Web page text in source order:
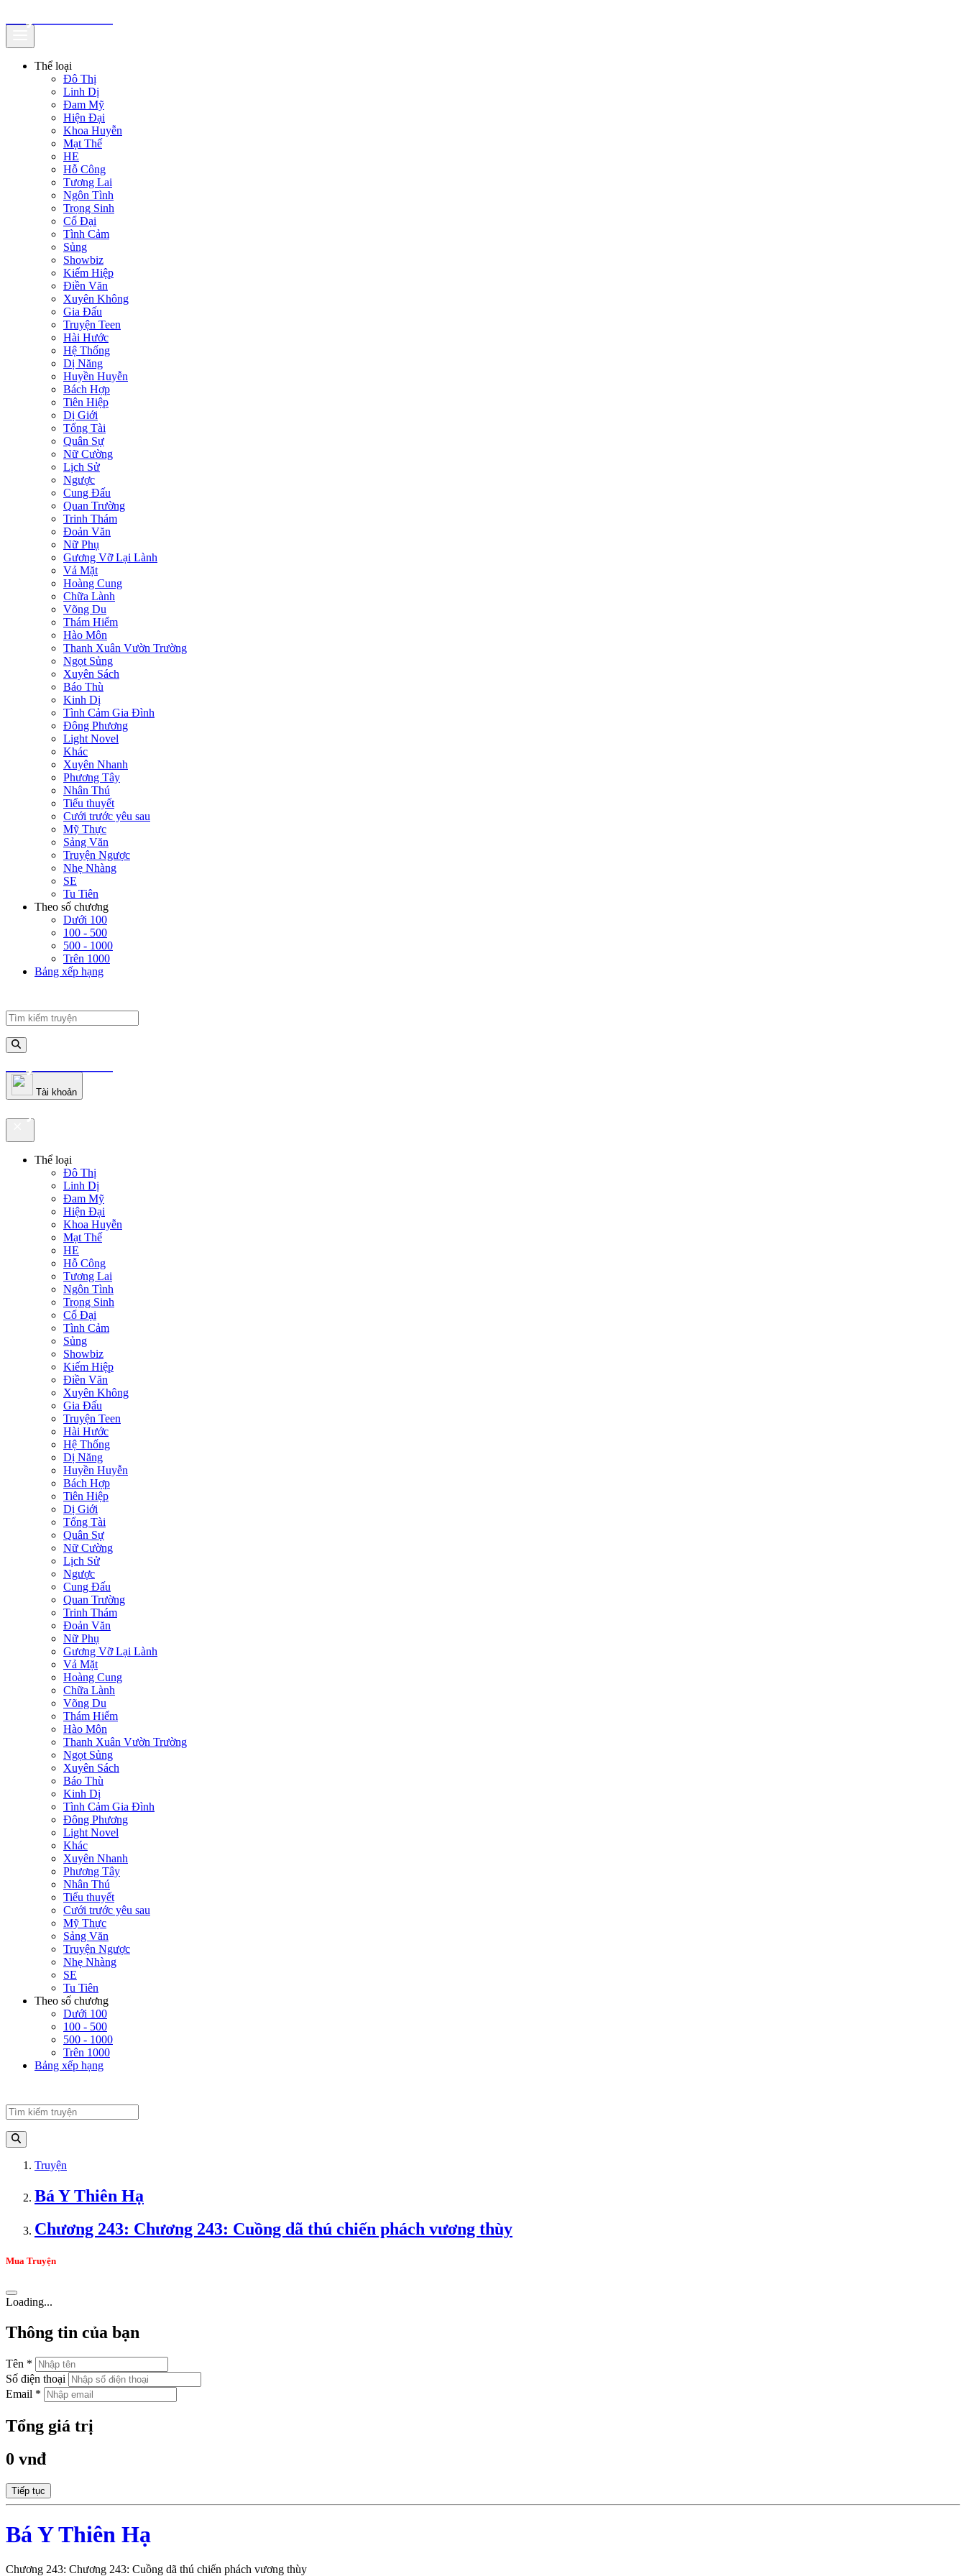
Thể loại
Đô Thị
Linh Dị
Đam Mỹ
Hiện Đại
Khoa Huyễn
Mạt Thế
HE
Hỗ Công
Tương Lai
Ngôn Tình
Trọng Sinh
Cổ Đại
Tình Cảm
Sủng
Showbiz
Kiếm Hiệp
Điền Văn
Xuyên Không
Gia Đấu
Truyện Teen
Hài Hước
Hệ Thống
Dị Năng
Huyền Huyễn
Bách Hợp
Tiên Hiệp
Dị Giới
Tổng Tài
Quân Sự
Nữ Cường
Lịch Sử
Ngược
Cung Đấu
Quan Trường
Trinh Thám
Đoản Văn
Nữ Phụ
Gương Vỡ Lại Lành
Vả Mặt
Hoàng Cung
Chữa Lành
Võng Du
Thám Hiểm
Hào Môn
Thanh Xuân Vườn Trường
Ngọt Sủng
Xuyên Sách
Báo Thù
Kinh Dị
Tình Cảm Gia Đình
Đông Phương
Light Novel
Khác
Xuyên Nhanh
Phương Tây
Nhân Thú
Tiểu thuyết
Cưới trước yêu sau
Mỹ Thực
Sảng Văn
Truyện Ngược
Nhẹ Nhàng
SE
Tu Tiên
Theo số chương
Dưới 100
100 - 500
500 - 1000
Trên 1000
Bảng xếp hạng
truyenfullz.com
Tài khoản
truyenfullz.com
Thể loại
Đô Thị
Linh Dị
Đam Mỹ
Hiện Đại
Khoa Huyễn
Mạt Thế
HE
Hỗ Công
Tương Lai
Ngôn Tình
Trọng Sinh
Cổ Đại
Tình Cảm
Sủng
Showbiz
Kiếm Hiệp
Điền Văn
Xuyên Không
Gia Đấu
Truyện Teen
Hài Hước
Hệ Thống
Dị Năng
Huyền Huyễn
Bách Hợp
Tiên Hiệp
Dị Giới
Tổng Tài
Quân Sự
Nữ Cường
Lịch Sử
Ngược
Cung Đấu
Quan Trường
Trinh Thám
Đoản Văn
Nữ Phụ
Gương Vỡ Lại Lành
Vả Mặt
Hoàng Cung
Chữa Lành
Võng Du
Thám Hiểm
Hào Môn
Thanh Xuân Vườn Trường
Ngọt Sủng
Xuyên Sách
Báo Thù
Kinh Dị
Tình Cảm Gia Đình
Đông Phương
Light Novel
Khác
Xuyên Nhanh
Phương Tây
Nhân Thú
Tiểu thuyết
Cưới trước yêu sau
Mỹ Thực
Sảng Văn
Truyện Ngược
Nhẹ Nhàng
SE
Tu Tiên
Theo số chương
Dưới 100
100 - 500
500 - 1000
Trên 1000
Bảng xếp hạng
Truyện
Bá Y Thiên Hạ
Chương 243: Chương 243: Cuồng dã thú chiến phách vương thùy
Mua Truyện
Loading...
Thông tin của bạn
Tên *
Số điện thoại
Email *
Tổng giá trị
0 vnđ
Tiếp tục
Bá Y Thiên Hạ
Chương 243: Chương 243: Cuồng dã thú chiến phách vương thùy